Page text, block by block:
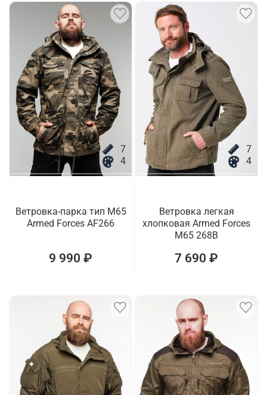
7
4
Ветровка-парка тип M65
Armed Forces AF266
9 990 ₽
7
4
Ветровка легкая
хлопковая Armed Forces
M65 268B
7 690 ₽